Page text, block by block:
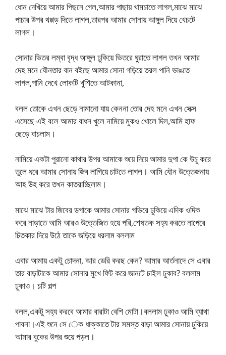
ধোন দেখিয়ে আমার পিছনে গেল,আমার পাছায় খামচাতে লাগল,মাঝে মাঝে
পাচার উপর থপ্পড় দিতে লাগল,তারপর আমার সোনায় আঙ্গুল দিয়ে খেচটে
লাগল।
সোনার ভিতর লম্বা বৃদ্ধ আঙ্গুল ঢুকিয়ে ভিতরে ঘুরাতে লাগল তখন আমার
দেহ মনে যৌনতার বান বইছে আমার সোনা গড়িয়ে তরল পানি ভাঙতে
লাগল,পানি দেখে লোকটি খুশিতে আটকানা,
বলল তোকে এখন ছেড়ে নামানো যায় কেননা তোর দেহ মনে এখন সেক্স
এসেছে এই বলে আমার বাধন খুলে নামিয়ে মুকও খোলে দিল,আমি হাফ
ছেড়ে বাচলাম।
নামিয়ে একটা পুরানো কাথার উপর আমাকে শুয়ে দিয়ে আমার দুপা কে উচু করে
তুলে ধরে আমার সোনায় জিব লাগিয়ে চাটতে লাগল। আমি যৌন উত্তেজনায়
আহ উহ করে তখন কাতরাচ্ছিলাম।
মাঝে মাঝে টার জিবের ডগাকে আমার সোনার গভিরে ঢুকিয়ে এদিক ওদিক
করে নাড়াতে আমি আরও উত্তেজিত হয়ে পরি,শেষতক সহ্য করতে নাপেরে
চিতকার দিয়ে উঠে তাকে জড়িয়ে ধরলাম বললাম
এবার আমায় একটু চোদনা, আর ডেরি করছ কেন? আমার আর্তনাদে সে এবার
তার বাড়াটাকে আমার সোনার মুখে ফিট করে জানটে চাইল ঢুকাব? বললাম
ঢুকাও। চটি গল্প
বলল,একটু সহ্য করবে আমার বারাটা বেশি মোটা।বললাম ঢুকাও আমি ব্যাথা
পাবনা।এই শুনে সে েক ধাক্কাতে টার সমস্ত বাড়া আমার সোনায় ঢুকিয়ে
আমার বুকের উপর শুয়ে পড়ল।